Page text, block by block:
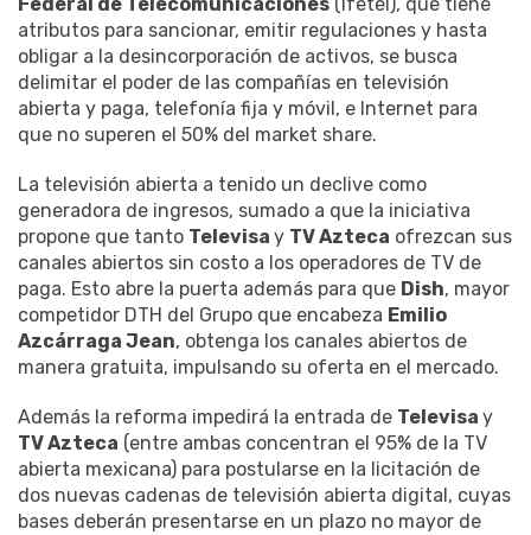
atributos para sancionar, emitir regulaciones y hasta
obligar a la desincorporación de activos, se busca
delimitar el poder de las compañías en televisión
abierta y paga, telefonía fija y móvil, e Internet para
que no superen el 50% del market share.
La televisión abierta a tenido un declive como
generadora de ingresos, sumado a que la iniciativa
propone que tanto Televisa y TV Azteca ofrezcan sus
canales abiertos sin costo a los operadores de TV de
paga. Esto abre la puerta además para que Dish, mayor
competidor DTH del Grupo que encabeza Emilio
Azcárraga Jean, obtenga los canales abiertos de
manera gratuita, impulsando su oferta en el mercado.
Además la reforma impedirá la entrada de Televisa y
TV Azteca (entre ambas concentran el 95% de la TV
abierta mexicana) para postularse en la licitación de
dos nuevas cadenas de televisión abierta digital, cuyas
bases deberán presentarse en un plazo no mayor de